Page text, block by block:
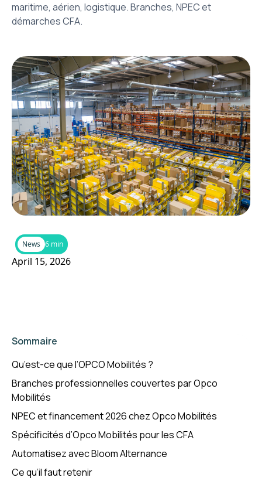
maritime, aérien, logistique. Branches, NPEC et
démarches CFA.
News 6 min
April 15, 2026
Sommaire
Qu’est-ce que l’OPCO Mobilités ?
Branches professionnelles couvertes par Opco
Mobilités
NPEC et financement 2026 chez Opco Mobilités
Spécificités d’Opco Mobilités pour les CFA
Automatisez avec Bloom Alternance
Ce qu’il faut retenir